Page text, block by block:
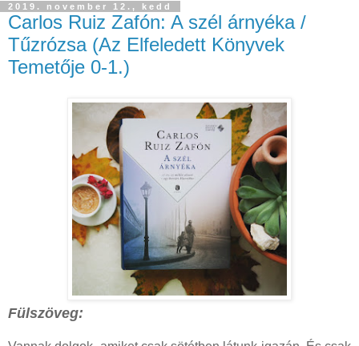
2019. november 12., kedd
Carlos Ruiz Zafón: A szél árnyéka /
Tűzrózsa (Az Elfeledett Könyvek
Temetője 0-1.)
Fülszöveg: